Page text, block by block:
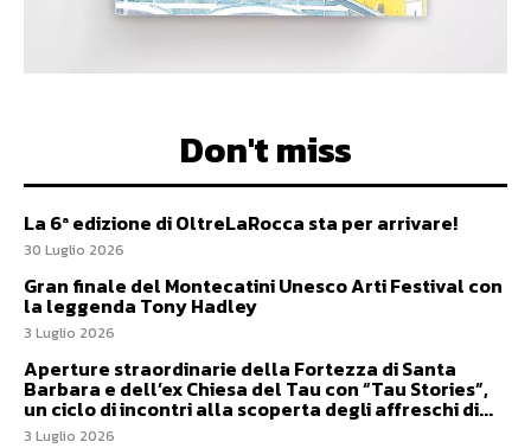
Don't miss
La 6ª edizione di OltreLaRocca sta per arrivare!
30 Luglio 2026
Gran finale del Montecatini Unesco Arti Festival con
la leggenda Tony Hadley
3 Luglio 2026
Aperture straordinarie della Fortezza di Santa
Barbara e dell’ex Chiesa del Tau con “Tau Stories”,
un ciclo di incontri alla scoperta degli affreschi di...
3 Luglio 2026